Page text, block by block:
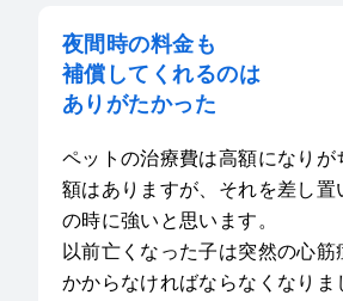
夜間時の料金も
補償してくれるのは
ありがたかった
ペットの治療費は高額になりが
額はありますが、それを差し置
の時に強いと思います。
以前亡くなった子は突然の心筋
かからなければならなくなりま